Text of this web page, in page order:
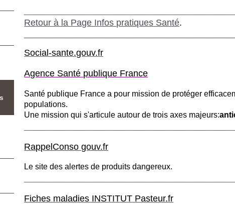
Retour à la Page Infos pratiques Santé.
Social-sante.gouv.fr
Agence Santé publique France
Santé publique France a pour mission de protéger
populations.
Une mission qui s'articule autour de trois axes majeurs:
RappelConso gouv.fr
Le site des alertes de produits dangereux.
Fiches maladies INSTITUT Pasteur.fr